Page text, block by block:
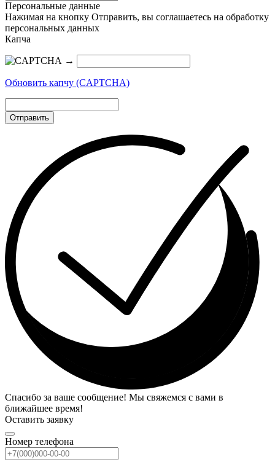
Персональные данные
Нажимая на кнопку Отправить, вы соглашаетесь на обработку
персональных данных
Капча
→
Обновить капчу (CAPTCHA)
Отправить
Спасибо за ваше сообщение! Мы свяжемся с вами в
ближайшее время!
Оставить заявку
Номер телефона